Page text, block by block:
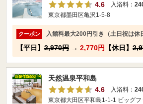
4.6
入浴料：
東京都墨田区亀沢1-5-8
クーポン 入館料最大200円引き（土日祝は休
【平日】 2,970円 → 2,770円 【休日】
天然温泉平和島
4.6
入浴料：
東京都大田区平和島1-1-1 ビッグ